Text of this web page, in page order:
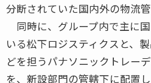
分断されていた国内外の物流管
同時に、グループ内で主に
いる松下ロジスティクスと、
どを担うパナソニックトレー
を、新設部門の管轄下に配置